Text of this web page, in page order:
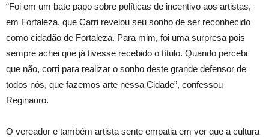
“Foi em um bate papo sobre políticas de incentivo aos artistas,
em Fortaleza, que Carri revelou seu sonho de ser reconhecido
como cidadão de Fortaleza. Para mim, foi uma surpresa pois
sempre achei que já tivesse recebido o título. Quando percebi
que não, corri para realizar o sonho deste grande defensor de
todos nós, que fazemos arte nessa Cidade”, confessou
Reginauro.
O vereador e também artista sente empatia em ver que a cultura